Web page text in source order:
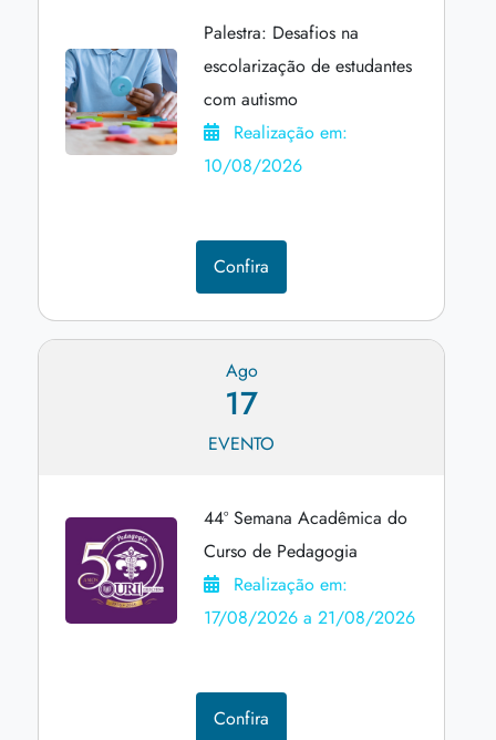
Palestra: Desafios na
escolarização de estudantes
com autismo
Realização em:
10/08/2026
Confira
Ago
17
EVENTO
44º Semana Acadêmica do
Curso de Pedagogia
Realização em:
17/08/2026 a 21/08/2026
Confira